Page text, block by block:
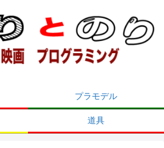
プラモデル
道具